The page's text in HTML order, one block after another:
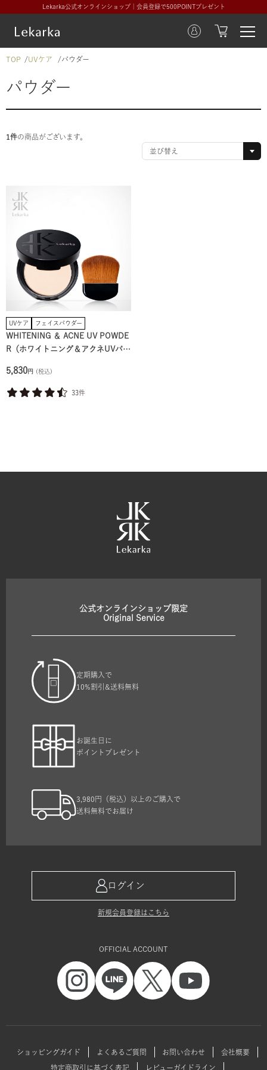
Lekarka公式オンラインショップ｜会員登録で500POINTプレゼント
TOP UVケア パウダー
パウダー
1件の商品がございます。
UVケア フェイスパウダー
WHITENING ＆ ACNE UV POWDE
R（ホワイトニング＆アクネUVパウ
5,830 円 (税込)
33件
公式オンラインショップ限定
Original Service
定期購入で
10%割引&送料無料
お誕生日に
ポイントプレゼント
3,980円（税込）以上のご購入で
送料無料でお届け
ログイン
新規会員登録はこちら
OFFICIAL ACCOUNT
ショッピングガイド よくあるご質問 お問い合わせ 会社概要
特定商取引に基づく表記 レビューガイドライン